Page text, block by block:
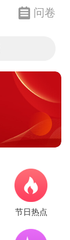
问卷
节日热点